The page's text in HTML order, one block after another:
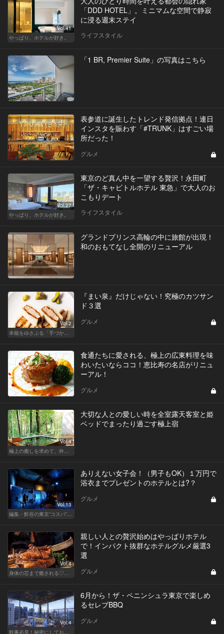
Vol.41
やっぱり、ホテルが好き。
「DDD HOTEL」。ミニマムな空間で静寂
に浸る週末ステイ
ライフスタイル
「1 BR, Premier Suite」の写真はこちら
表参道に誕生したトレンド発信拠点！連日
インスタを賑わす「#TRUNK」はすごい場
所だった！
グルメ
Vol.27
やっぱり、ホテルが好き。
東京のど真ん中を一望する贅沢！永田町
「ザ・キャピトルホテル 東急」で大人のお
こもりデート
ライフスタイル
グランドプリンス高輪の中に旅館が出現！
和のおもてなし全開のリニューアル
Vol.2
本能をゆさぶる「手づかみフード」のススメ！
『まい泉』だけじゃない！究極のカツサン
ド３選
グルメ
食通たちに愛される、極上の広東料理を味
わいたいならココ！恵比寿の名店がリニュ
ーアル！
グルメ
Vol.4
大切な人との愛しい時を全室露天客室と姫
ベッドでまったり過ごす極上宿
Vol.13
ありえない女子会！（男子もOK）１万円で
浴衣までプレゼントのホテルとは?？
グルメ
Vol.4
親しい人との贅沢始めはやっぱりホテル
で！インパクト抜群なホテルグルメ厳選3
選
グルメ
Vol.4
6月から！ザ・ペニンシュラ東京で楽しめ
るセレブBBQ
グルメ